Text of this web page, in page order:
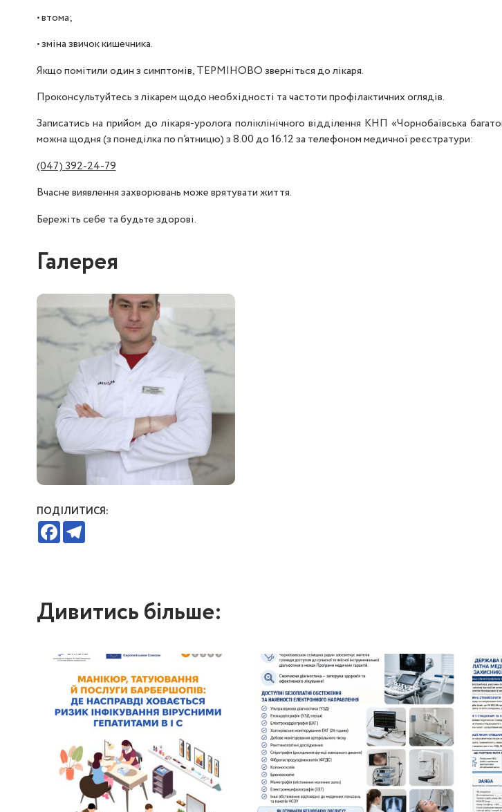
• втома;
• зміна звичок кишечника.
Якщо помітили один з симптомів, ТЕРМІНОВО зверніться до лікаря.
Проконсультуйтесь з лікарем щодо необхідності та частоти профілактичних оглядів.
Записатись на прийом до лікаря-уролога поліклінічного відділення КНП «Чорнобаївська
можна щодня (з понеділка по п’ятницю) з 8.00 до 16.12 за телефоном медичної реєстратури:
(047) 392-24-79
Вчасне виявлення захворювань може врятувати життя.
Бережіть себе та будьте здорові.
Галерея
ПОДІЛИТИСЯ:
FacebookTelegram
Дивитись більше: